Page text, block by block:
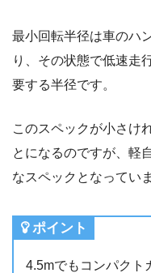
最小回転半径は車のハ
り、その状態で低速走
要する半径です。
このスペックが小さけ
とになるのですが、軽
なスペックとなってい
ポイント
4.5mでもコンパクト